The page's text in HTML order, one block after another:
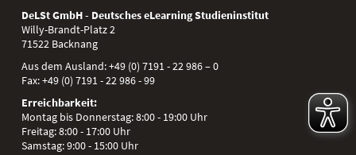
DeLSt GmbH - Deutsches eLearning Studieninstitut
Willy-Brandt-Platz 2
71522 Backnang
Aus dem Ausland:+49 (0) 7191 - 22 986 – 0
Fax:+49 (0) 7191 - 22 986 - 99
Erreichbarkeit:
Montag bis Donnerstag: 8:00 - 19:00 Uhr
Freitag: 8:00 - 17:00 Uhr
Samstag: 9:00 - 15:00 Uhr